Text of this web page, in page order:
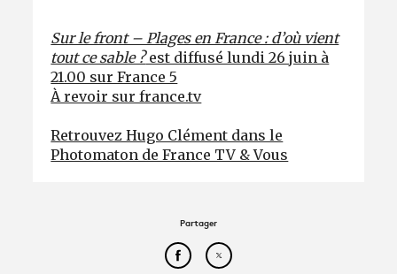
Sur le front – Plages en France : d’où vient
tout ce sable ?est diffusé lundi 26 juin à
21.00 sur France 5
À revoir sur france.tv
Retrouvez Hugo Clément dans le
Photomaton de France TV & Vous
Partager
Partager cet article sur
Partager cet article sur